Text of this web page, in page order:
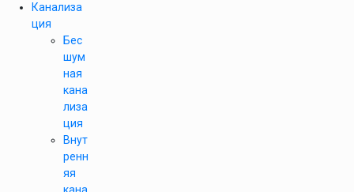
Канализа
ция
Бес
шум
ная
кана
лиза
ция
Внут
ренн
яя